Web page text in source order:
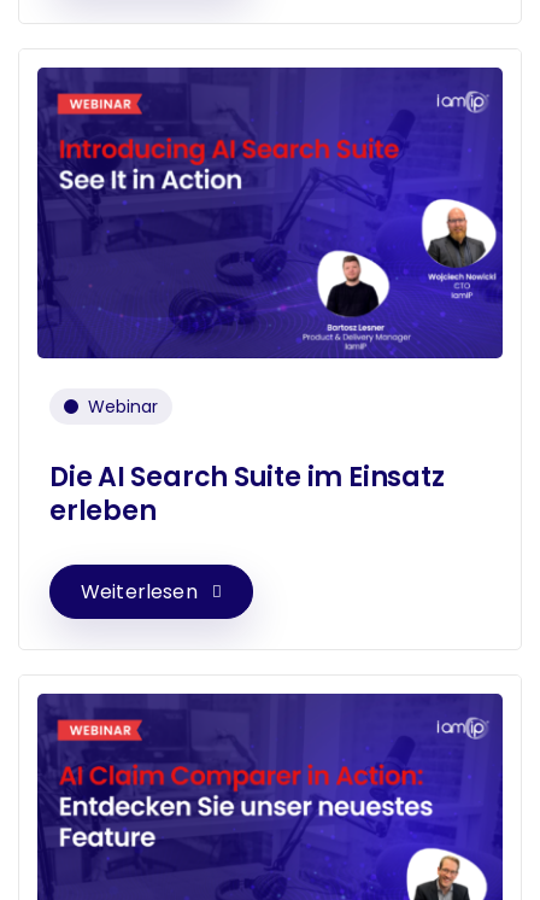
Webinar
Die AI Search Suite im Einsatz
erleben
Weiterlesen